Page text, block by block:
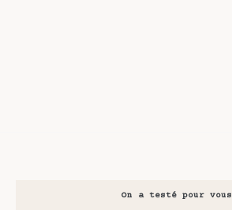
On a testé pour vous